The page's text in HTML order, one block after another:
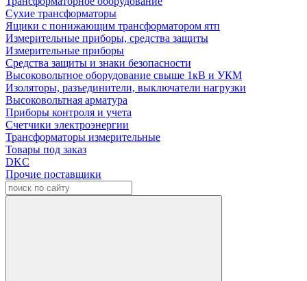
Сухие трансформаторы
Ящики с понижающим трансформатором ятп
Измерительные приборы, средства защиты
Измерительные приборы
Средства защиты и знаки безопасности
Высоковольтное оборудование свыше 1кВ и УКМ
Изоляторы, разъединители, выключатели нагрузки
Высоковольтная арматура
Приборы контроля и учета
Счетчики электроэнергии
Трансформаторы измерительные
Товары под заказ
DKC
Прочие поставщики